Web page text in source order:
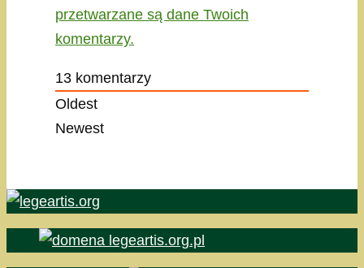
przetwarzane są dane Twoich
komentarzy.
13 komentarzy
Oldest
Newest